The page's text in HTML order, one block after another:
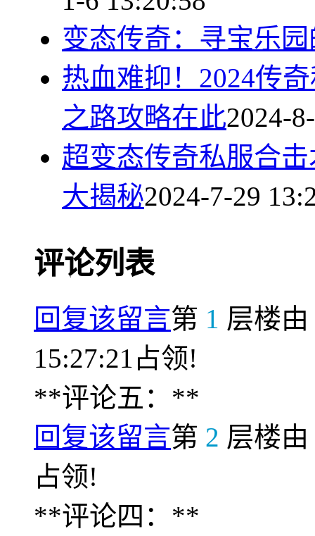
变态传奇：寻宝乐
热血难抑！2024传
之路攻略在此2024-
超变态传奇私服合
大揭秘2024-7-29
评论列表
回复该留言第 1 层楼由
15:27:21占领!
**评论五：**
回复该留言第 2 层楼由
占领!
**评论四：**